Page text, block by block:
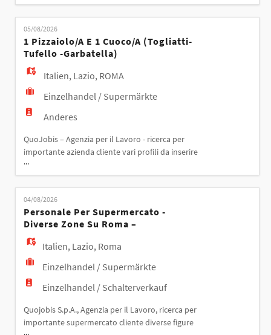
SUPERMERCATO
(SALA/CASSA/ORTOFRUTTA/PIZZERIA) Requisiti: -
Esperienza precedente in supermercato o in
situazioni similari. In grado di gestire con
professionalità il lavoro -Capacità di lavorare in
05/08/2026
1 Pizzaiolo/a E 1 Cuoco/a (togliatti-
Tufello -garbatella)
Italien, Lazio, ROMA
Einzelhandel / Supermärkte
Anderes
QuoJobis – Agenzia per il Lavoro - ricerca per
importante azienda cliente vari profili da inserire
nella GDO Profili ricercati 1 PIZZAIOLO/A E 1
CUOCO/A (TOGLIATTI-TUFELLO -GARBATELLA)
Requisiti: - Esperienza precedente come cuoco o
pizzaiolo nella GDO o in altri contesti -Capacità di
lavorare in un ambiente dinamico e veloce,
mantenen
...
04/08/2026
Personale Per Supermercato -
Diverse Zone Su Roma –
Italien, Lazio, Roma
Einzelhandel / Supermärkte
Einzelhandel / Schalterverkauf
Quojobis S.p.A., Agenzia per il Lavoro, ricerca per
importante supermercato cliente diverse figure
...